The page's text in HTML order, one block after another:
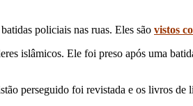
policiais nas ruas. Eles são vistos
islâmicos. Ele foi preso após uma
perseguido foi revistada e os livros